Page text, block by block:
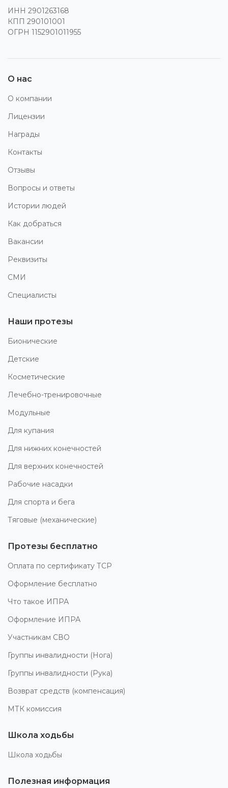
ИНН 2901263168
КПП 290101001
ОГРН 1152901011955
О нас
О компании
Лицензии
Награды
Контакты
Отзывы
Вопросы и ответы
Истории людей
Как добраться
Вакансии
Реквизиты
СМИ
Специалисты
Наши протезы
Бионические
Детские
Косметические
Лечебно-тренировочные
Модульные
Для купания
Для нижних конечностей
Для верхних конечностей
Рабочие насадки
Для спорта и бега
Тяговые (механические)
Протезы бесплатно
Оплата по сертификату ТСР
Оформление бесплатно
Что такое ИПРА
Оформление ИПРА
Участникам СВО
Группы инвалидности (Нога)
Группы инвалидности (Рука)
Возврат средств (компенсация)
МТК комиссия
Школа ходьбы
Школа ходьбы
Полезная информация